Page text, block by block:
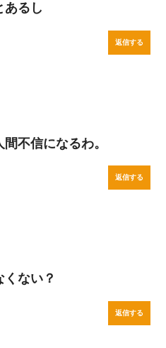
あるし
返信する
不信になるわ。
返信する
くない？
返信する